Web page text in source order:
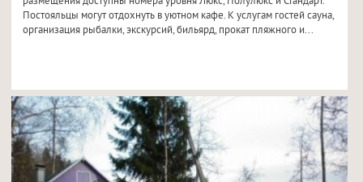
Постояльцы могут отдохнуть в уютном кафе. К услугам гостей сауна,
организация рыбалки, экскурсий, бильярд, прокат пляжного и...